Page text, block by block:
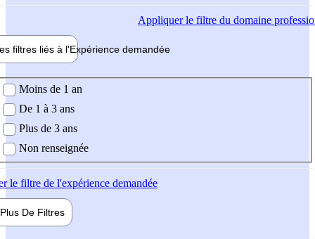
Appliquerle filtre du domaine
filtres liés à l'Expérience demandée
demandée
Moins de 1 an
De 1 à 3 ans
Plus de 3 ans
Non renseignée
le filtre de l'expérience demandée
Plus De Filtres